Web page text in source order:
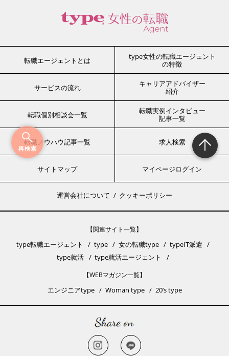
再検索
転職エージェントとは
type女性の転職エージェント
の特徴
サービスの流れ
キャリアアドバイザー
紹介
転職個別相談会一覧
転職実例インタビュー
記事一覧
転職ノウハウ記事一覧 求人検索
サイトマップ マイページログイン
運営会社について クッキーポリシー
【関連サイト一覧】
type転職エージェント type 女の転職type
typeIT派遣
type就活
type就活エージェント
【WEBマガジン一覧】
エンジニアtype Woman type 20’s type